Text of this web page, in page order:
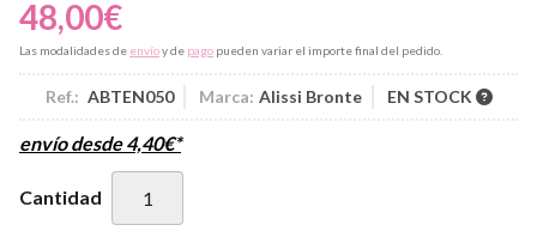
48,00€
Las modalidades de envíoy de pago pueden variar el importe final del pedido.
Ref.: ABTEN050 Marca: Alissi Bronte EN STOCK
envío desde4,40€*
Cantidad